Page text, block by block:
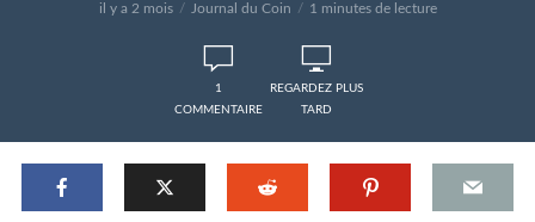
il y a 2 mois Journal du Coin 1 minutes de lecture
1
COMMENTAIRE
REGARDEZ PLUS
TARD